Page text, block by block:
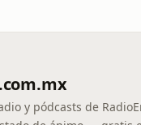
y pódcasts de